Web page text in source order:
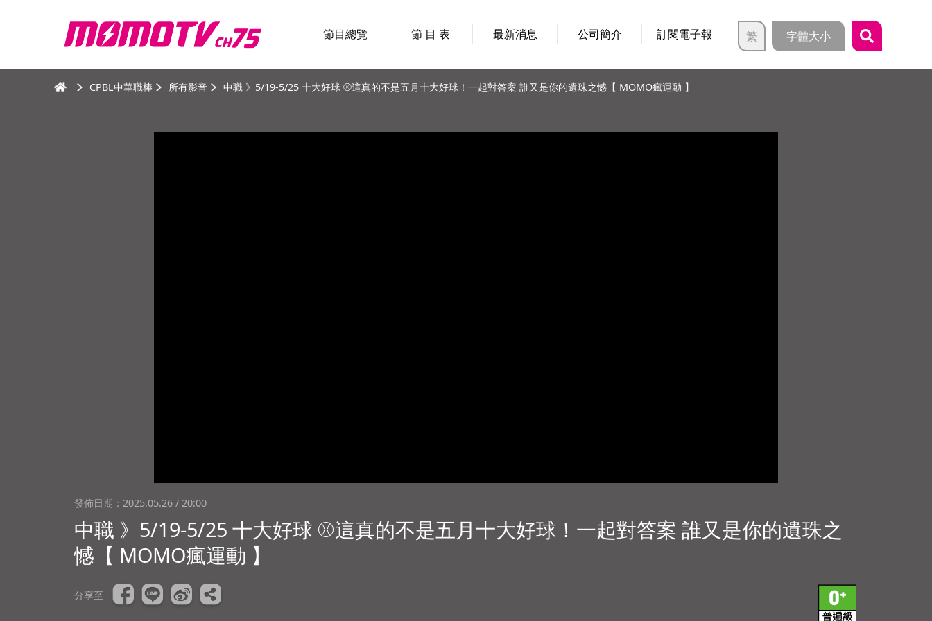
節目總覽 節 目 表 最新消息 公司簡介 訂閱電子報 繁 字體大小
CPBL中華職棒 所有影音 中職 》5/19-5/25 十大好球 ⚾這真的不是五月十大好球！一起對答案 誰又是你的遺珠之憾【 MOMO瘋運動 】
發佈日期： 2025.05.26 / 20:00
中職 》5/19-5/25 十大好球 ⚾這真的不是五月十大好球！一起對答案 誰又是你的遺珠之
憾【 MOMO瘋運動 】
分享至